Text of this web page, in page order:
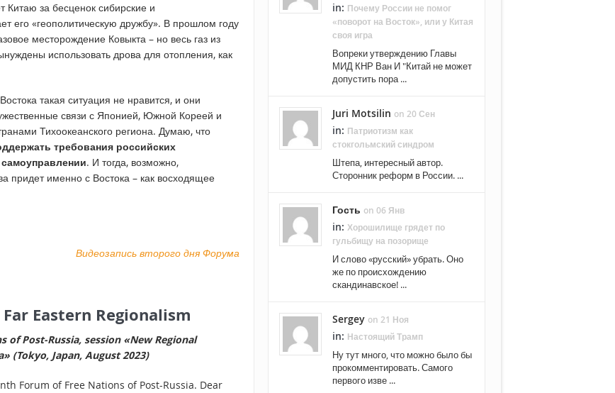
Китаю за бесценок сибирские и
его «геополитическую дружбу». В прошлом году
месторождение Ковыкта – но весь газ из
использовать дрова для отопления, как
такая ситуация не нравится, и они
связи с Японией, Южной Кореей и
Тихоокеанского региона. Думаю, что
требования российских
. И тогда, возможно,
придет именно с Востока – как восходящее
Видеозапись второго дня Форума
Eastern Regionalism
of Post-Russia, session «New Regional
(Tokyo, Japan, August 2023)
Forum of Free Nations of Post-Russia. Dear
in: Почему России не помог
«поворот на Восток», или у Китая
своя игра
Вопреки утверждению Главы
МИД КНР Ван И "Китай не может
допустить пора ...
Juri Motsilin on 20 Сен
in: Патриотизм как
стокгольмский синдром
Штепа, интересный автор.
Сторонник реформ в России. ...
Гость on 06 Янв
in: Хорошилище грядет по
гульбищу на позорище
И слово «русский» убрать. Оно
же по происхождению
скандинавское! ...
Sergey on 21 Ноя
in: Настоящий Трамп
Ну тут много, что можно было бы
прокомментировать. Самого
первого изве ...